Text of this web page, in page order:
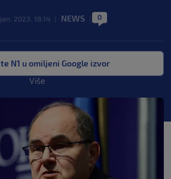
2023. 18:14 NEWS 0
N1 u omiljeni Google izvor
Više